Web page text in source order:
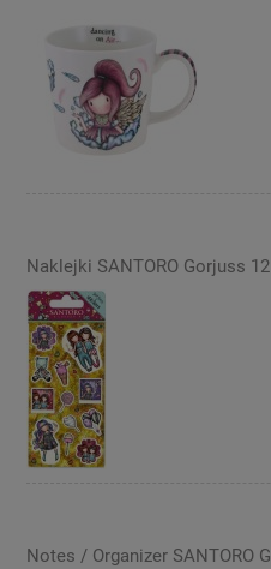
Naklejki SANTORO Gorjuss
Notes / Organizer SANTORO